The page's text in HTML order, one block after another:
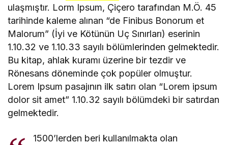
ulaşmıştır. Lorm Ipsum, Çiçero tarafından M.Ö. 45
tarihinde kaleme alınan “de Finibus Bonorum et
Malorum” (İyi ve Kötünün Uç Sınırları) eserinin
1.10.32 ve 1.10.33 sayılı bölümlerinden gelmektedir.
Bu kitap, ahlak kuramı üzerine bir tezdir ve
Rönesans döneminde çok popüler olmuştur.
Lorem Ipsum pasajının ilk satırı olan “Lorem ipsum
dolor sit amet” 1.10.32 sayılı bölümdeki bir satırdan
gelmektedir.
1500’lerden beri kullanılmakta olan